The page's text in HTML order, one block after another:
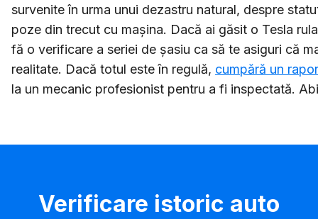
survenite în urma unui dezastru natural, despre
poze din trecut cu mașina. Dacă ai găsit o Tesla
fă o verificare a seriei de șasiu ca să te asiguri că
realitate. Dacă totul este în regulă, cumpără un
la un mecanic profesionist pentru a fi inspectată.
Verificare istoric auto